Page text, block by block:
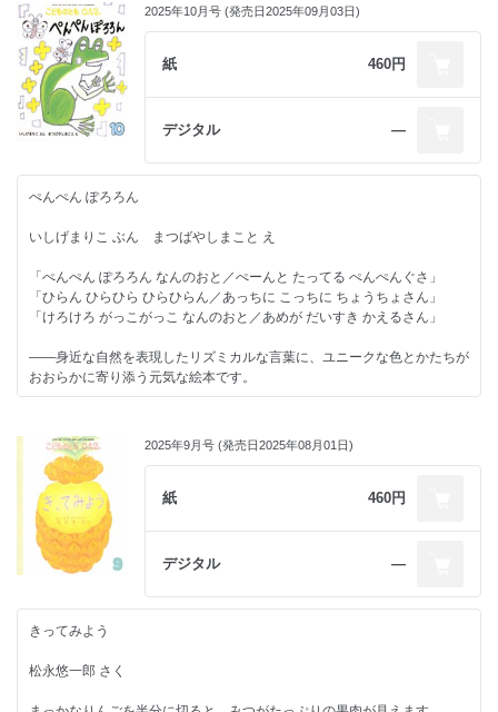
社員生活を経てセツ・モードセミナー卒。安西水丸氏に師事。
2003年にザ・チョイス年度賞、TIS公募金賞。『任侠学園』等の「任侠」
シリーズ（今野敏 著、中央公論新社）表紙など書籍の装画、雑誌挿絵な
どを中心に活動。
著書に絵本『黒猫ナイト』（長崎出版）『あっちから こっちから』
（「こどものとも0.1.2.」2021年８月号、福音館書店）、紙芝居『ばけね
こやま』（教育画劇）。同人誌「四月と十月」同人。神奈川県鎌倉市在
★定期購読されている皆様のレビューもぜひご覧ください！
作者のアヤ井アキコさんは、自然や動物をこよなく愛し、なかでも、く
まは大好きで、ずっと描き続けていらっしゃるモチーフです。
今作では、愛らしくて、ちょっぴりユーモラスなこぐまを描き出してくだ
さいました。
実り豊かな森のなかで、自分の好きなものを見つけて食べるこぐまの表
情はとっても満足そう。
べる喜びを感じてくれたらうれしいです。
著者情報
アヤ井アキコ
クスクリーン工房で学び、絵本の創作を始める。
『もぐらはすごい』（アリス館）で日本絵本賞大賞受賞。絵本に『こうも
り』（偕成社）『くまが うえに のぼったら』（ブロンズ新社）『バーテ
りたかった こぐまのはなし』（「こどものとも」2021年１月号／ともに
福音館書店）など多数。東京都在住。
2025年10月号 (発売日2025年09月03日)
紙 460円
デジタル ―
ぺんぺん ぽろろん
いしげまりこ ぶん まつばやしまこと え
「ぺんぺん ぽろろん なんのおと／ぺーんと たってる ぺんぺんぐさ」
「ひらん ひらひら ひらひらん／あっちに こっちに ちょうちょさん」
「けろけろ がっこがっこ なんのおと／あめが だいすき かえるさん」
――身近な自然を表現したリズミカルな言葉に、ユニークな色とかたちが
おおらかに寄り添う元気な絵本です。
いしげまりこさんのリズミカルな言葉に、まつばやしまことさんが心浮
き立つ絵を描いてくださいました。
言葉とかたちと色彩が寄り添って、はずむような元気な絵本になりまし
た。
声に出して楽しく、広々とした気持ちになります。
赤ちゃんも思わず手足を動かしたくなるのではないでしょうか。
ぺんぺん草、ちょうちょ、わたげ。身近な自然を親子で見つけたとき
に、この絵本のフレーズが歌のようにこぼれ出たらいいなと思います。
2025年9月号 (発売日2025年08月01日)
紙 460円
デジタル ―
きってみよう
松永悠一郎 さく